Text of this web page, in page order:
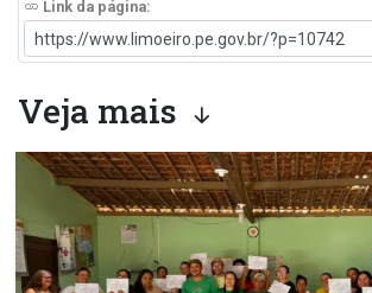
Link da página:
Veja mais